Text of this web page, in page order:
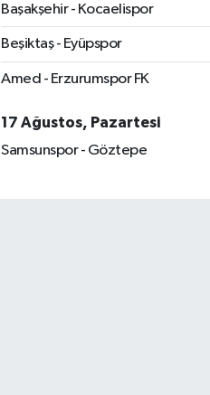
Başakşehir - Kocaelispor
Beşiktaş - Eyüpspor
Amed - Erzurumspor FK
17 Ağustos, Pazartesi
Samsunspor - Göztepe